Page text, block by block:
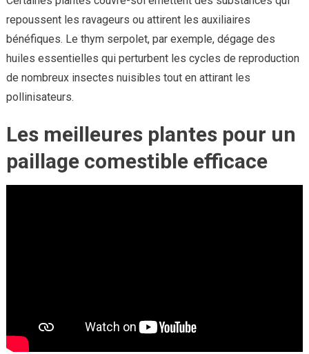
repoussent les ravageurs ou attirent les auxiliaires
bénéfiques. Le thym serpolet, par exemple, dégage des
huiles essentielles qui perturbent les cycles de reproduction
de nombreux insectes nuisibles tout en attirant les
pollinisateurs.
Les meilleures plantes pour un
paillage comestible efficace